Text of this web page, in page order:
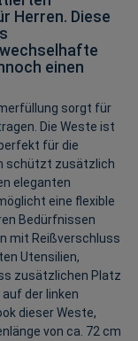
Herren. Diese
einen
sorgt für
Die Weste ist
für die
schützt zusätzlich
eleganten
eine flexible
Bedürfnissen
mit Reißverschluss
Utensilien,
zusätzlichen Platz
der linken
dieser Weste,
von ca. 72 cm